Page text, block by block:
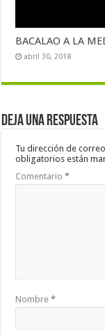
BACALAO A LA
abril 30, 2018
Deja una respuesta
Tu dirección de
obligatorios están
Comentario*
Nombre*